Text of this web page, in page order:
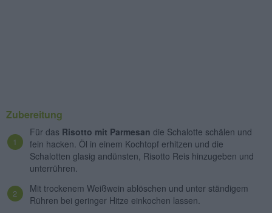
Zubereitung
Für das Risotto mit Parmesan die Schalotte schälen und
fein hacken. Öl in einem Kochtopf erhitzen und die
Schalotten glasig andünsten, Risotto Reis hinzugeben und
unterrühren.
Mit trockenem Weißwein ablöschen und unter ständigem
Rühren bei geringer Hitze einkochen lassen.